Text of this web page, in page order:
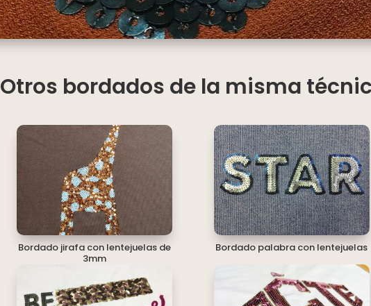
Otros bordados de la misma
Bordado jirafa con lentejuelas de
3mm
Bordado palabra con lentejuelas